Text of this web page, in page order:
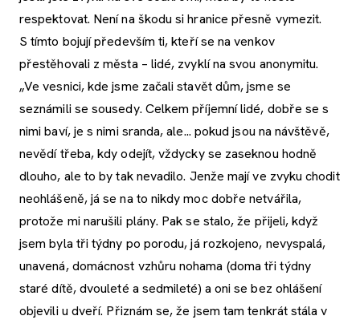
respektovat. Není na škodu si hranice přesně vymezit.
S tímto bojují především ti, kteří se na venkov
přestěhovali z města – lidé, zvyklí na svou anonymitu.
„Ve vesnici, kde jsme začali stavět dům, jsme se
seznámili se sousedy. Celkem příjemní lidé, dobře se s
nimi baví, je s nimi sranda, ale... pokud jsou na návštěvě,
nevědí třeba, kdy odejít, vždycky se zaseknou hodně
dlouho, ale to by tak nevadilo. Jenže mají ve zvyku chodit
neohlášeně, já se na to nikdy moc dobře netvářila,
protože mi narušili plány. Pak se stalo, že přijeli, když
jsem byla tři týdny po porodu, já rozkojeno, nevyspalá,
unavená, domácnost vzhůru nohama (doma tři týdny
staré dítě, dvouleté a sedmileté) a oni se bez ohlášení
objevili u dveří. Přiznám se, že jsem tam tenkrát stála v